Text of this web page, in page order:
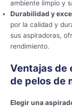
ambiente limpio y
Durabilidad y
por la calidad y
sus aspiradoras,
rendimiento.
Ventajas de
de pelos de
Elegir una